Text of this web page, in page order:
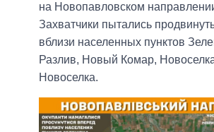
на Новопавловском
Захватчики пытались
вблизи населенных пунктов
Разлив, Новый Комар,
Новоселка.